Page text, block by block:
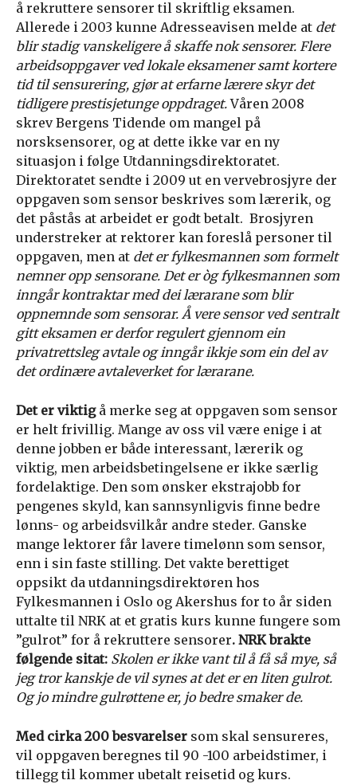
å rekruttere sensorer til skriftlig eksamen.
Allerede i 2003 kunne Adresseavisen melde at det
blir stadig vanskeligere å skaffe nok sensorer. Flere
arbeidsoppgaver ved lokale eksamener samt kortere
tid til sensurering, gjør at erfarne lærere skyr det
tidligere prestisjetunge oppdraget.Våren 2008
skrev Bergens Tidende om mangel på
norsksensorer, og at dette ikke var en ny
situasjon i følge Utdanningsdirektoratet.
Direktoratet sendte i 2009 ut en vervebrosjyre der
oppgaven som sensor beskrives som lærerik, og
det påstås at arbeidet er godt betalt. Brosjyren
understreker at rektorer kan foreslå personer til
oppgaven, men at det er fylkesmannen som formelt
nemner opp sensorane. Det er òg fylkesmannen som
inngår kontraktar med dei lærarane som blir
oppnemnde som sensorar. Å vere sensor ved sentralt
gitt eksamen er derfor regulert gjennom ein
privatrettsleg avtale og inngår ikkje som ein del av
det ordinære avtaleverket for lærarane.
Det er viktigå merke seg at oppgaven som sensor
er helt frivillig. Mange av oss vil være enige i at
denne jobben er både interessant, lærerik og
viktig, men arbeidsbetingelsene er ikke særlig
fordelaktige. Den som ønsker ekstrajobb for
pengenes skyld, kan sannsynligvis finne bedre
lønns- og arbeidsvilkår andre steder. Ganske
mange lektorer får lavere timelønn som sensor,
enn i sin faste stilling. Det vakte berettiget
oppsikt da utdanningsdirektøren hos
Fylkesmannen i Oslo og Akershus for to år siden
uttalte til NRK at et gratis kurs kunne fungere som
”gulrot” for å rekruttere sensorer. NRK brakte
følgende sitat: Skolen er ikke vant til å få så mye, så
jeg tror kanskje de vil synes at det er en liten gulrot.
Og jo mindre gulrøttene er, jo bedre smaker de.
Med cirka 200 besvarelser som skal sensureres,
vil oppgaven beregnes til 90 -100 arbeidstimer, i
tillegg til kommer ubetalt reisetid og kurs.